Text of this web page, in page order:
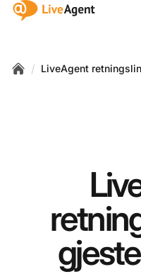
:site.title
/ LiveAgent